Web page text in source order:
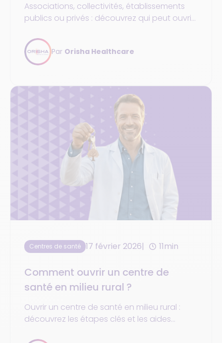
Associations, collectivités, établissements
publics ou privés : découvrez qui peut ouvrir
conditions.
Par Orisha Healthcare
Centres de santé 17 février 2026 11min
Comment ouvrir un centre de
santé en milieu rural ?
Ouvrir un centre de santé en milieu rural :
découvrez les étapes clés et les aides